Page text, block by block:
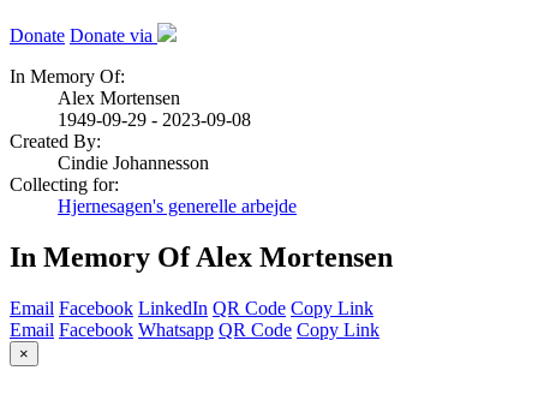
Donate Donate via
In Memory Of:
Alex Mortensen
1949-09-29 - 2023-09-08
Created By:
Cindie Johannesson
Collecting for:
Hjernesagen's generelle arbejde
In Memory Of Alex Mortensen
Email Facebook LinkedIn QR Code Copy Link
Email Facebook Whatsapp QR Code Copy Link
×